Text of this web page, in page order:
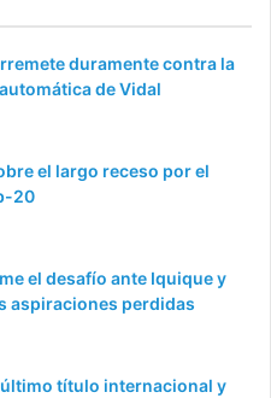
duramente contra la
de Vidal
el largo receso por el
20
el desafío ante Iquique y
aspiraciones perdidas
título internacional y